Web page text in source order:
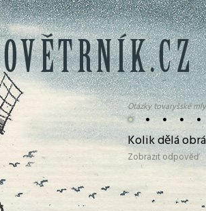
• • • • •
Otázky tovaryšské
Kolik dělá
Zobrazit odpověď